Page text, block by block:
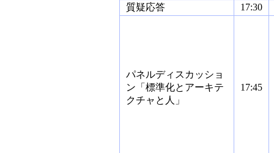
質疑応答 17:30
パネルディスカッショ
ン「標準化とアーキテ
クチャと人」
17:45